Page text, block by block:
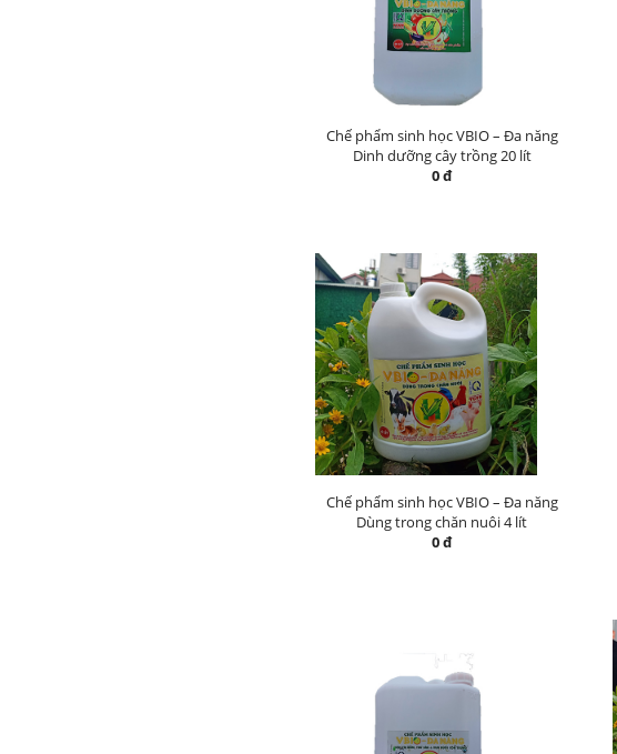
Chế phẩm sinh học VBIO – Đa năng
Dinh dưỡng cây trồng 20 lít
0 đ
Chế phẩm sinh học VBIO – Đa năng
Dùng trong chăn nuôi 4 lít
0 đ